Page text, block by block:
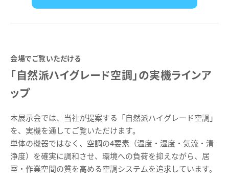
会場でご覧いただける
「自然派ハイグレード空調」の実機ラインア
ップ
本展示会では、当社が提案する「自然派ハイグレード空調」
を、実機を通してご覧いただけます。
単体の機器ではなく、空調の4要素（温度・湿度・気流・清
浄度）を確実に調和させ、環境への負荷を抑えながら、居
室・作業空間の質を高める空調システムを追求しています。